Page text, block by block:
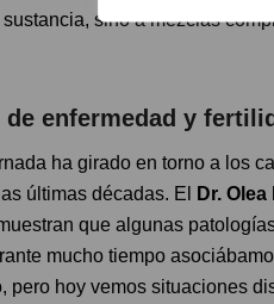
sino a mezclas
enfermedad y
ha girado en torno a los
últimas décadas. El
Dr. Olea
que algunas
mucho tiempo
hoy vemos situaciones